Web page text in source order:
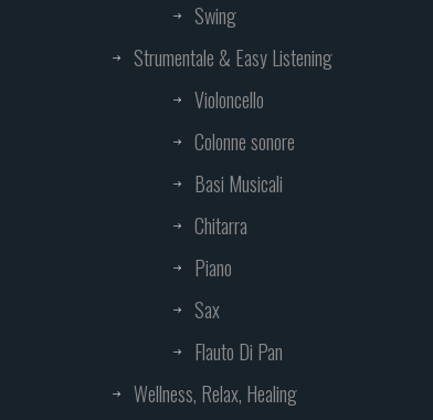
Swing
Strumentale & Easy Listening
Violoncello
Colonne sonore
Basi Musicali
Chitarra
Piano
Sax
Flauto Di Pan
Wellness, Relax, Healing